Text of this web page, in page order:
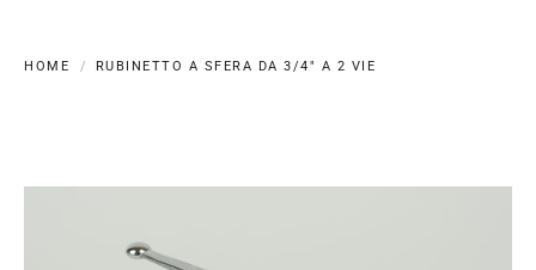
HOME RUBINETTO A SFERA DA 3/4" A 2 VIE